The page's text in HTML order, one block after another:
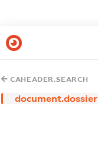
CAHEADER.SEARCH
document.dossier